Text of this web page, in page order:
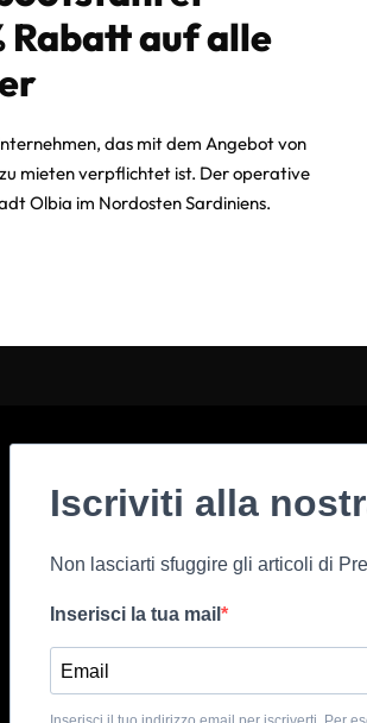
Rabatt auf alle
das mit dem Angebot von
mieten verpflichtet ist. Der operative
Olbia im Nordosten Sardiniens.
Iscriviti alla
Non lasciarti sfuggire gli articoli di
Inserisci la tua mail